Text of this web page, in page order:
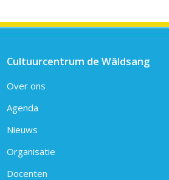
Cultuurcentrum de Wâldsang
Over ons
Agenda
Nieuws
Organisatie
Docenten